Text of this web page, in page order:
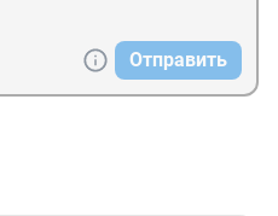
Отправить